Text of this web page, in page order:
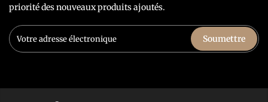
priorité des nouveaux produits ajoutés.
Soumettre